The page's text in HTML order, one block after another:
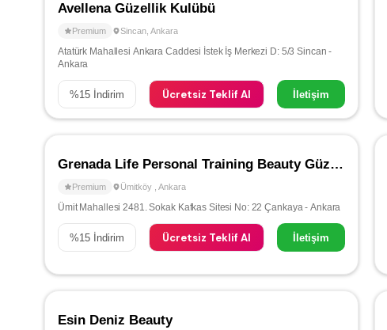
Avellena Güzellik Kulübü
Premium Sincan, Ankara
Atatürk Mahallesi Ankara Caddesi İstek İş Merkezi D: 5/3 Sincan -
Ankara
%15 İndirim Ücretsiz Teklif Al İletişim
Grenada Life Personal Training Beauty Güzellik Salonu
Premium Ümitköy , Ankara
Ümit Mahallesi 2481. Sokak Kafkas Sitesi No: 22 Çankaya - Ankara
%15 İndirim Ücretsiz Teklif Al İletişim
Esin Deniz Beauty